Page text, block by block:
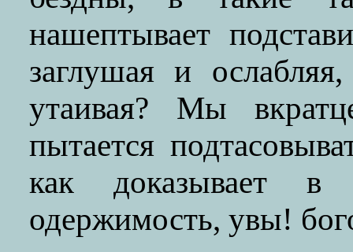
нашептывает
заглушая и
утаивая? Мы
пытается
как доказывает в
одержимость, увы!